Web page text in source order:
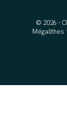
© 2026 -
Mégalithes